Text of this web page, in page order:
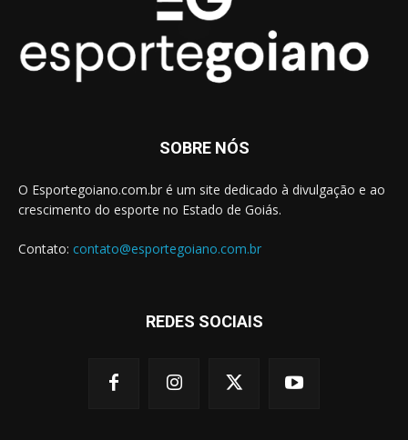
SOBRE NÓS
O Esportegoiano.com.br é um site dedicado à divulgação e ao
crescimento do esporte no Estado de Goiás.
Contato: contato@esportegoiano.com.br
REDES SOCIAIS